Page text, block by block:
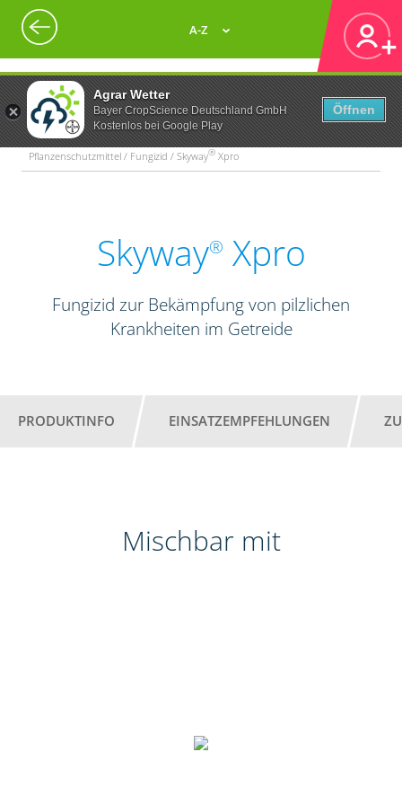
Agrar Wetter
Bayer CropScience Deutschland GmbH
Kostenlos bei Google Play
Öffnen
A-Z
Pflanzenschutzmittel / Fungizid / Skyway® Xpro
Skyway® Xpro
Fungizid zur Bekämpfung von pilzlichen
Krankheiten im Getreide
PRODUKTINFO EINSATZEMPFEHLUNGEN
Mischbar mit